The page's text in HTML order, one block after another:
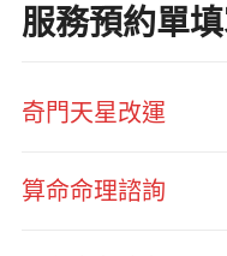
服務預約單
奇門天星改運
算命命理諮詢